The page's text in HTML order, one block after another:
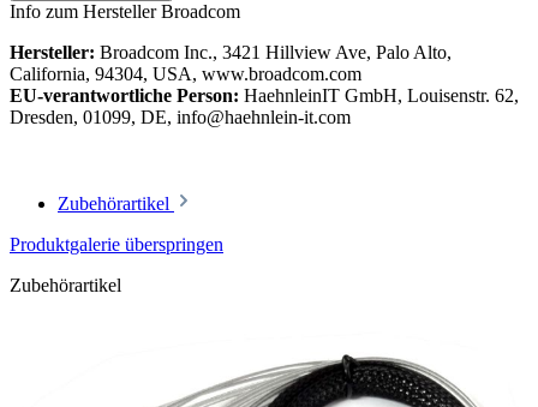
Info zum Hersteller Broadcom
Hersteller: Broadcom Inc., 3421 Hillview Ave, Palo Alto,
California, 94304, USA, www.broadcom.com
EU-verantwortliche Person: HaehnleinIT GmbH, Louisenstr. 62,
Dresden, 01099, DE, info@haehnlein-it.com
Zubehörartikel
Produktgalerie überspringen
Zubehörartikel